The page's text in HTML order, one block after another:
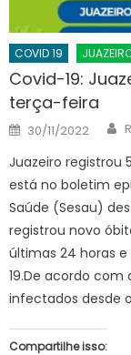
COVID 19
Covid-19:
terça-feira
Posted
on
30/11/2022
Juazeiro registrou
está no boletim
Saúde (Sesau)
registrou novo
últimas 24 horas
19.De acordo
infectados desde
Compartilhe isso: